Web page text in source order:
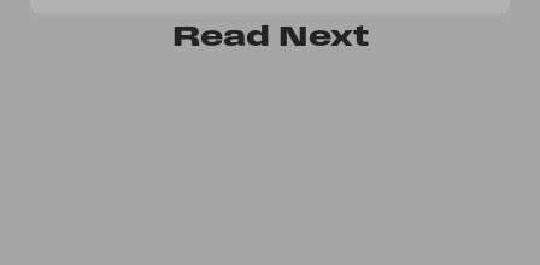
Read Next